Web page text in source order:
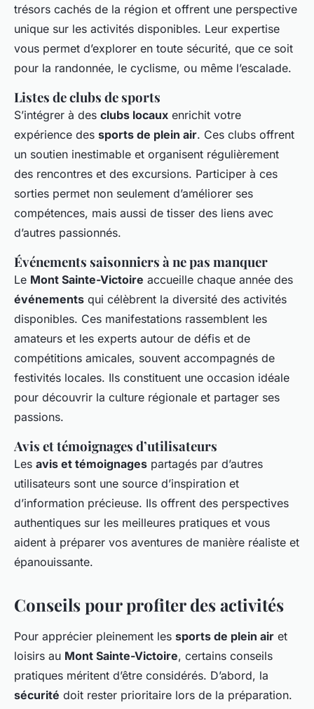
trésors cachés de la région et offrent une perspective
unique sur les activités disponibles. Leur expertise
vous permet d’explorer en toute sécurité, que ce soit
pour la randonnée, le cyclisme, ou même l’escalade.
Listes de clubs de sports
S’intégrer à des clubs locaux enrichit votre
expérience des sports de plein air. Ces clubs offrent
un soutien inestimable et organisent régulièrement
des rencontres et des excursions. Participer à ces
sorties permet non seulement d’améliorer ses
compétences, mais aussi de tisser des liens avec
d’autres passionnés.
Événements saisonniers à ne pas manquer
Le Mont Sainte-Victoire accueille chaque année des
événements qui célèbrent la diversité des activités
disponibles. Ces manifestations rassemblent les
amateurs et les experts autour de défis et de
compétitions amicales, souvent accompagnés de
festivités locales. Ils constituent une occasion idéale
pour découvrir la culture régionale et partager ses
passions.
Avis et témoignages d’utilisateurs
Les avis et témoignages partagés par d’autres
utilisateurs sont une source d’inspiration et
d’information précieuse. Ils offrent des perspectives
authentiques sur les meilleures pratiques et vous
aident à préparer vos aventures de manière réaliste et
épanouissante.
Conseils pour profiter des activités
Pour apprécier pleinement les sports de plein air et
loisirs au Mont Sainte-Victoire, certains conseils
pratiques méritent d’être considérés. D’abord, la
sécurité doit rester prioritaire lors de la préparation.